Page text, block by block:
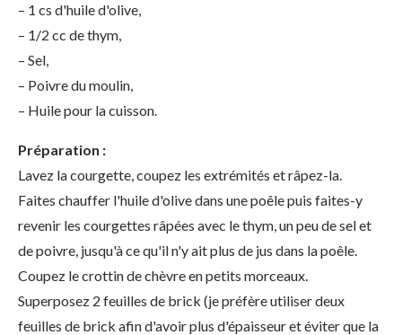
– 1 cs d'huile d'olive,
– 1/2 cc de thym,
– Sel,
– Poivre du moulin,
– Huile pour la cuisson.
Préparation :
Lavez la courgette, coupez les extrémités et râpez-la.
Faites chauffer l'huile d'olive dans une poêle puis faites-y
revenir les courgettes râpées avec le thym, un peu de sel et
de poivre, jusqu'à ce qu'il n'y ait plus de jus dans la poêle.
Coupez le crottin de chèvre en petits morceaux.
Superposez 2 feuilles de brick (je préfère utiliser deux
feuilles de brick afin d'avoir plus d'épaisseur et éviter que la